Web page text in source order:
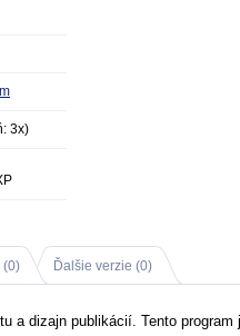
3x)
(0) Ďalšie verzie (0)
a dizajn publikácií. Tento